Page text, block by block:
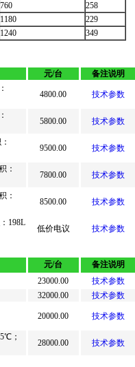
760
258
1180
229
1240 349
元/台 备注说明
4800.00 技术参数
5800.00 技术参数
9500.00 技术参数
：
7800.00 技术参数
：
8500.00 技术参数
198L
低价电议 技术参数
元/台
备注说明
23000.00
技术参数
32000.00 技术参数
20000.00 技术参数
；
28000.00 技术参数